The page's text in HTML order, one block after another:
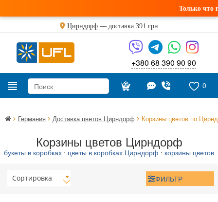
Только что
Цирндорф — доставка 391 грн
+380 68 390 90 90
0
Германия Доставка цветов Цирндорф Корзины цветов по
Корзины цветов Цирндорф
букеты в коробках ⋅ цветы в коробках Цирндорф ⋅ корзины цветов
Сортировка ФИЛЬТР